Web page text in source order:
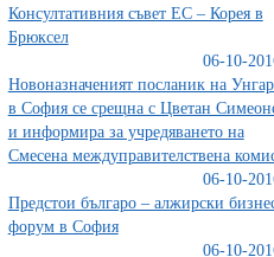
Консултативния съвет ЕС – Корея в
Брюксел
06-10-
Новоназначеният посланик на
в София се срещна с Цветан
и информира за учредяването на
Смесена междуправителствена
06-10-
Предстои българо – алжирски
форум в София
06-10-